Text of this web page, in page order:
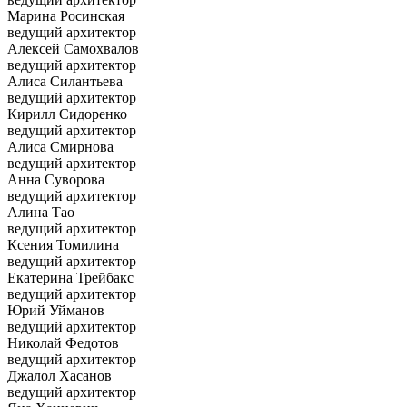
Марина Росинская
ведущий архитектор
Алексей Самохвалов
ведущий архитектор
Алиса Силантьева
ведущий архитектор
Кирилл Сидоренко
ведущий архитектор
Алиса Смирнова
ведущий архитектор
Анна Суворова
ведущий архитектор
Алина Тао
ведущий архитектор
Ксения Томилина
ведущий архитектор
Екатерина Трейбакс
ведущий архитектор
Юрий Уйманов
ведущий архитектор
Николай Федотов
ведущий архитектор
Джалол Хасанов
ведущий архитектор